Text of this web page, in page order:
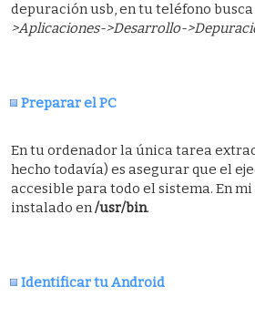
depuración usb, en tu teléfono busca
>Aplicaciones->Desarrollo-
Preparar el PC
En tu ordenador la única tarea
hecho todavía) es asegurar que el
accesible para todo el sistema. En mi
instalado en/usr/bin.
Identificar tu Android